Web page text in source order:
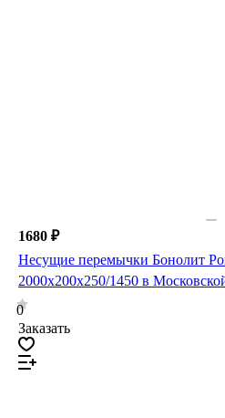
1680 ₽
Несущие перемычки Бонолит
2000х200х250/1450 в
0
Заказать